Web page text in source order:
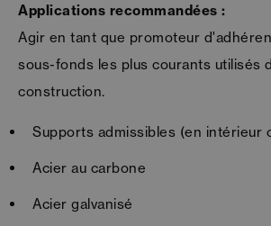
Applications recommandées :
Agir en tant que promoteur
sous-fonds les plus courants utilisés
construction.
Supports admissibles (en intérieur
Acier au carbone
Acier galvanisé